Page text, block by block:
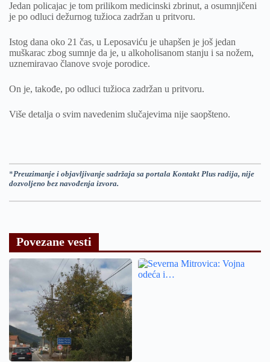
Jedan policajac je tom prilikom medicinski zbrinut, a osumnjičeni
je po odluci dežurnog tužioca zadržan u pritvoru.
Istog dana oko 21 čas, u Leposaviću je uhapšen je još jedan
muškarac zbog sumnje da je, u alkoholisanom stanju i sa nožem,
uznemiravao članove svoje porodice.
On je, takođe, po odluci tužioca zadržan u pritvoru.
Više detalja o svim navedenim slučajevima nije saopšteno.
*Preuzimanje i objavljivanje sadržaja sa portala Kontakt Plus radija, nije
dozvoljeno bez navođenja izvora.
Povezane vesti